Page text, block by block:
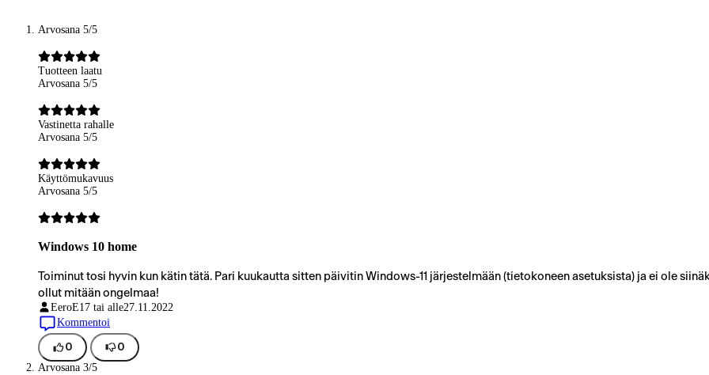
Arvosana 5/5
Tuotteen laatu
Arvosana 5/5
Vastinetta rahalle
Arvosana 5/5
Käyttömukavuus
Arvosana 5/5
Windows 10 home
Toiminut tosi hyvin kun kätin tätä. Pari kuukautta sitten päivitin Windows-11 järjestelmään (tietokoneen asetuksista) ja ei ole
ollut mitään ongelmaa!
EeroE17 tai alle27.11.2022
Kommentoi
0 0
Arvosana 3/5